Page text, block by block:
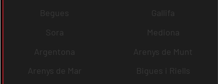
Begues
Gallifa
Sora
Mediona
Argentona
Arenys de Munt
Arenys de Mar
Bigues i Riells